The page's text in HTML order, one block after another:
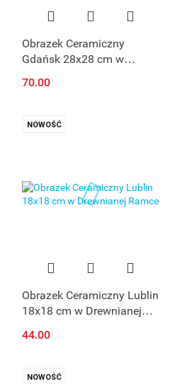
Obrazek Ceramiczny
Gdańsk 28x28 cm w
70.00
NOWOŚĆ
Obrazek Ceramiczny Lublin
18x18 cm w Drewnianej
44.00
NOWOŚĆ